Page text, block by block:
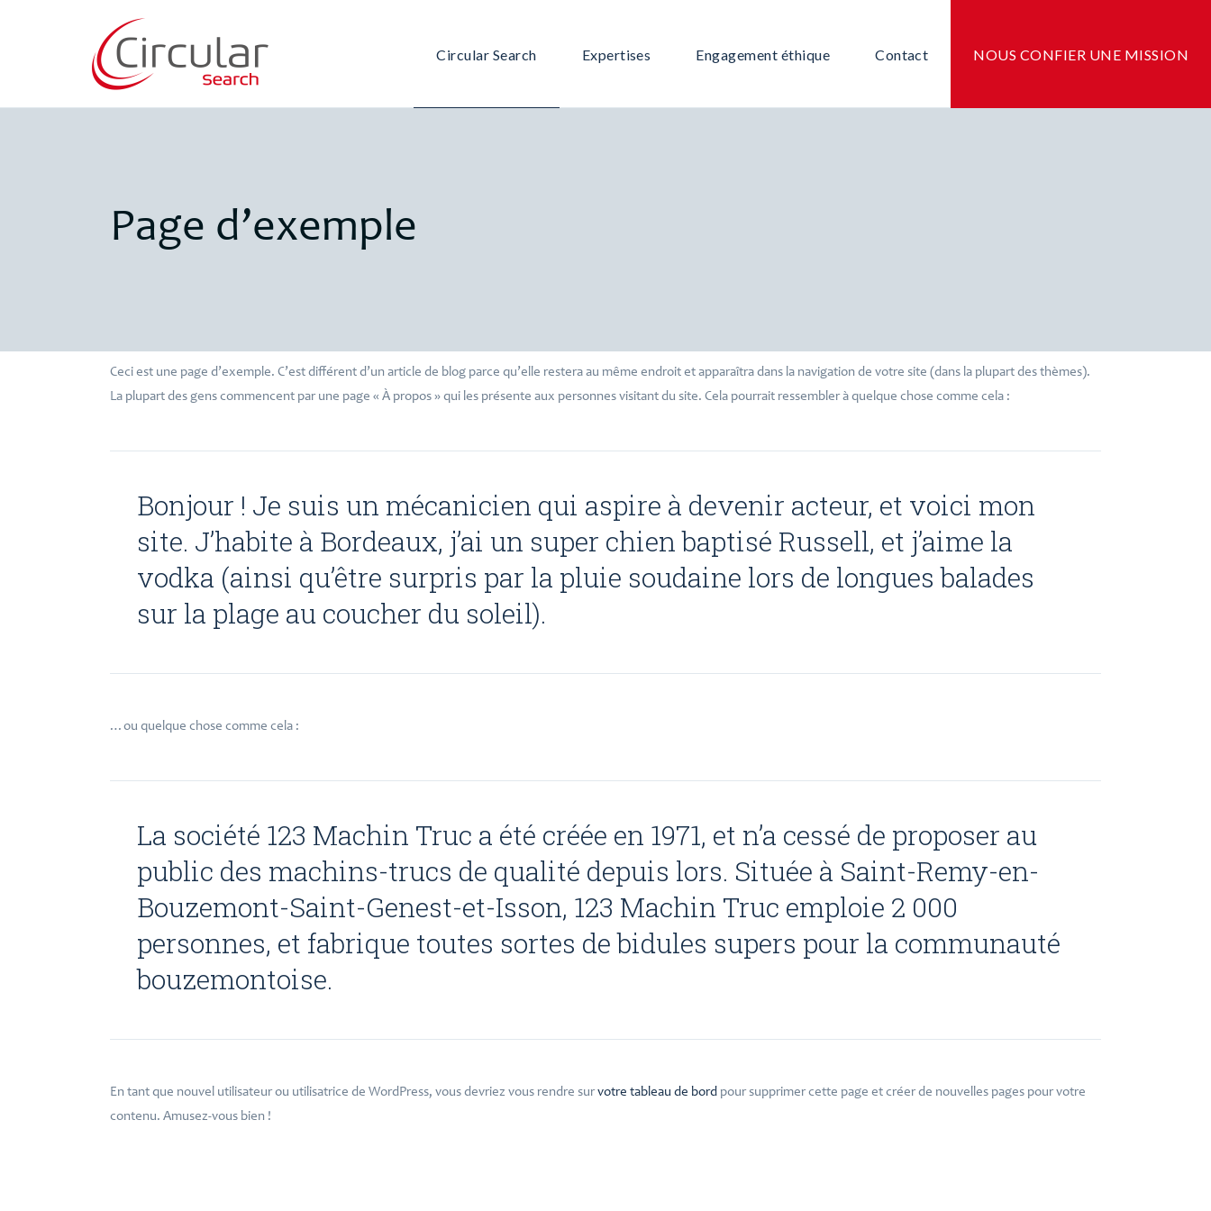
Circular Search Expertises Engagement éthique Contact NOUS CONFIER UNE MISSION
Page d’exemple
Ceci est une page d’exemple. C’est différent d’un article de blog parce qu’elle restera au même endroit et apparaîtra dans la navigation de votre site (dans la plupart des thèmes).
La plupart des gens commencent par une page « À propos » qui les présente aux personnes visitant du site. Cela pourrait ressembler à quelque chose comme cela :
Bonjour ! Je suis un mécanicien qui aspire à devenir acteur, et voici mon
site. J’habite à Bordeaux, j’ai un super chien baptisé Russell, et j’aime la
vodka (ainsi qu’être surpris par la pluie soudaine lors de longues balades
sur la plage au coucher du soleil).
…ou quelque chose comme cela :
La société 123 Machin Truc a été créée en 1971, et n’a cessé de proposer au
public des machins-trucs de qualité depuis lors. Située à Saint-Remy-en-
Bouzemont-Saint-Genest-et-Isson, 123 Machin Truc emploie 2 000
personnes, et fabrique toutes sortes de bidules supers pour la communauté
bouzemontoise.
En tant que nouvel utilisateur ou utilisatrice de WordPress, vous devriez vous rendre survotre tableau de bord pour supprimer cette page et créer de nouvelles pages pour votre
contenu. Amusez-vous bien !